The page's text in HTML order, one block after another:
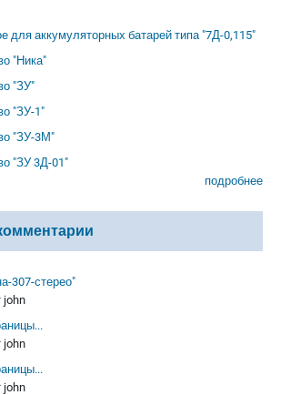
для аккумуляторных батарей типа "7Д-0,115"
"Ника"
"ЗУ"
"ЗУ-1"
"ЗУ-3М"
"ЗУ 3Д-01"
подробнее
307-стерео"
john
john
john